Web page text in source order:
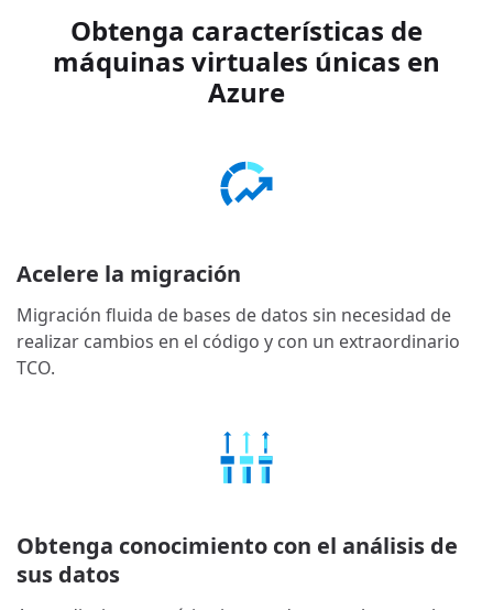
Obtenga características de
máquinas virtuales únicas en
Azure
Acelere la migración
Migración fluida de bases de datos sin necesidad de
realizar cambios en el código y con un extraordinario
TCO.
Obtenga conocimiento con el análisis de
sus datos